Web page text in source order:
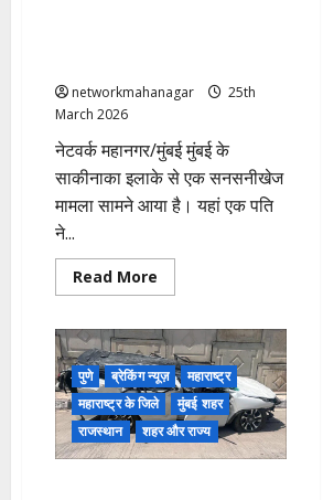
फैलाने
सामना
किया!
networkmahanagar
25th
March 2026
नेटवर्क महानगर/मुंबई मुंबई के
साकीनाका इलाके से एक सनसनीखेज
मामला सामने आया है। यहां एक पति
ने...
Read More
more
प्रेमिका
के
लिए
करवाई
पत्नी
हत्या;
पिता
के
शक
पुणे ब्रेकिंग न्यूज़
महाराष्ट्र
महाराष्ट्र के जिले
मुंबई शहर
राजस्थान
शहर और राज्य